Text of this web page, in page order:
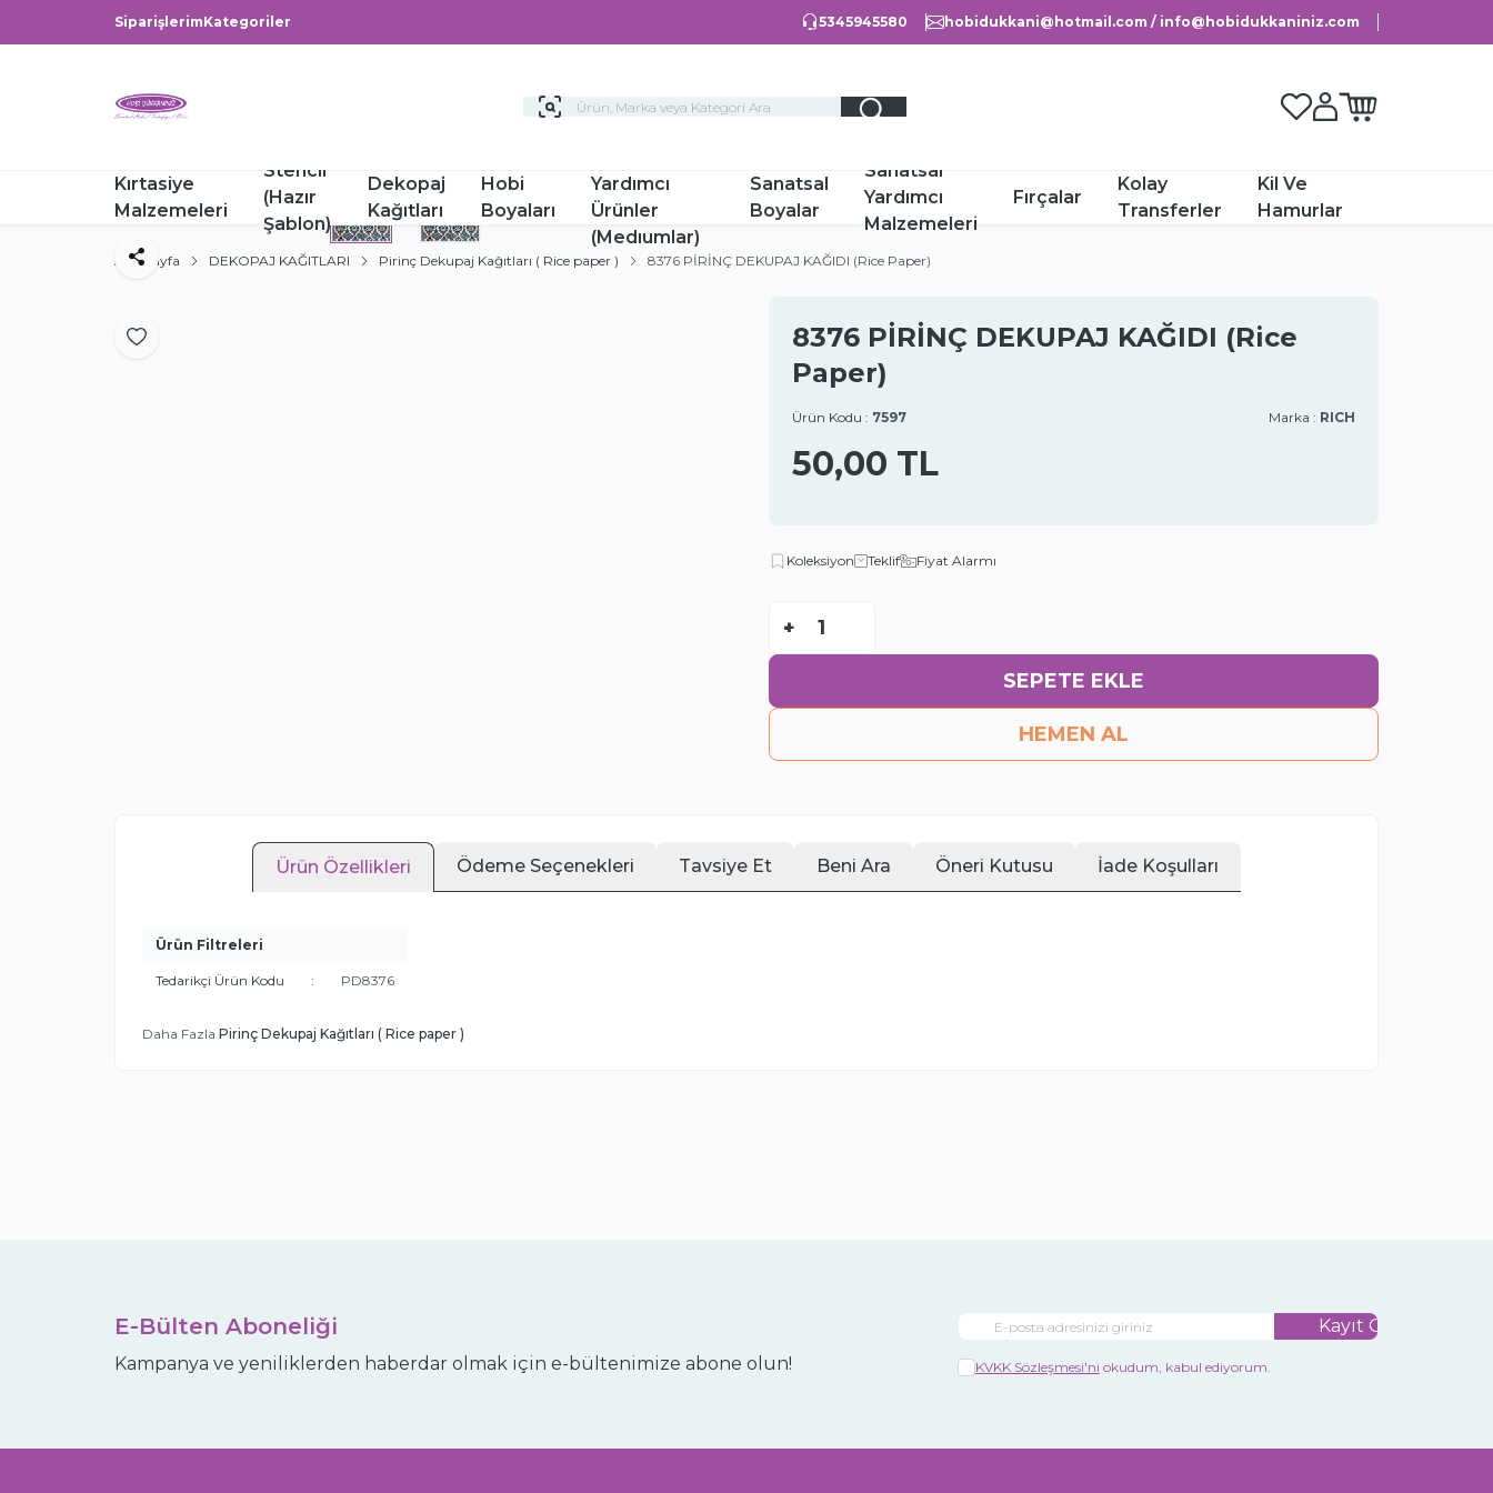
SiparişlerimKategoriler 5345945580 hobidukkani@hotmail.com / info@hobidukkaniniz.com
Favorilerim
Hesabım
Sepetim
Kırtasiye
Malzemeleri
Stencil
(Hazır
Şablon)
Dekopaj
Kağıtları
Hobi
Boyaları
Yardımcı
Ürünler
(Medıumlar)
Sanatsal
Boyalar
Sanatsal
Yardımcı
Malzemeleri
Fırçalar
Kolay
Transferler
Kil Ve
Hamurlar
Ana Sayfa DEKOPAJ KAĞITLARI Pirinç Dekupaj Kağıtları ( Rice paper ) 8376 PİRİNÇ DEKUPAJ KAĞIDI (Rice Paper)
Favoriye Ekle
Paylaş
8376 PİRİNÇ DEKUPAJ KAĞIDI (Rice
Paper)
Ürün Kodu : 7597 Marka : RICH
50,00 TL
Koleksiyon Teklif Fiyat Alarmı
-
+
SEPETE EKLE
HEMEN AL
Ürün Özellikleri Ödeme Seçenekleri Tavsiye Et Beni Ara Öneri Kutusu İade Koşulları
Ürün Filtreleri
Tedarikçi Ürün Kodu : PD8376
Daha Fazla Pirinç Dekupaj Kağıtları ( Rice paper )
E-Bülten Aboneliği
Kampanya ve yeniliklerden haberdar olmak için e-bültenimize abone olun!
Kayıt Ol
KVKK Sözleşmesi'ni okudum, kabul ediyorum.